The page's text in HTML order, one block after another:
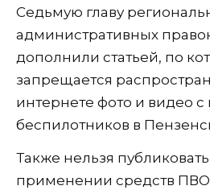
Седьмую главу
административных
дополнили статьей, по
запрещается
интернете фото и видео
беспилотников в
Также нельзя
применении средств